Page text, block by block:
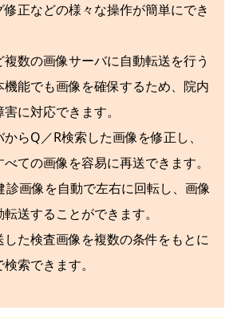
修正などの様々な操作が簡単にでき
複数の画像サーバに自動転送を行う
機能でも画像を確保するため、院内
に対応できます。
からQ／R検索した画像を修正し、
ての画像を容易に再送できます。
診画像を自動で左右に回転し、画像
送することができます。
した検査画像を複数の条件をもとに
索できます。